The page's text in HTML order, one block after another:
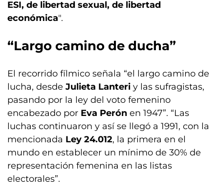
ESI, de libertad sexual, de libertad
económica".
“Largo camino de ducha”
El recorrido fílmico señala “el largo camino de
lucha, desde Julieta Lanteri y las sufragistas,
pasando por la ley del voto femenino
encabezado por Eva Perón en 1947”. “Las
luchas continuaron y así se llegó a 1991, con la
mencionada Ley 24.012, la primera en el
mundo en establecer un mínimo de 30% de
representación femenina en las listas
electorales”.